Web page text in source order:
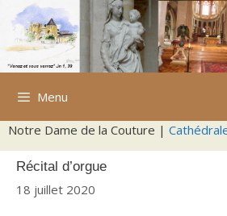
Aller
contenu
Menu
Notre Dame de la Couture |
Récital d’orgue
18 juillet 2020